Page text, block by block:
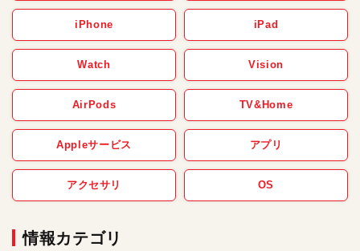
iPhone iPad
Watch Vision
AirPods TV&Home
Appleサービス アプリ
アクセサリ OS
情報カテゴリ